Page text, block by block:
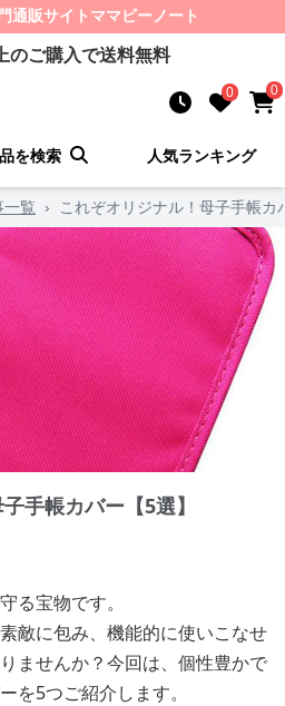
通販サイト ママビーノート
のご購入で送料無料
0 0
を検索 人気ランキング
一覧 › これぞオリジナル！母子手帳カ
手帳カバー【5選】
る宝物です。
敵に包み、機能的に使いこなせ
ませんか？今回は、個性豊かで
を5つご紹介します。